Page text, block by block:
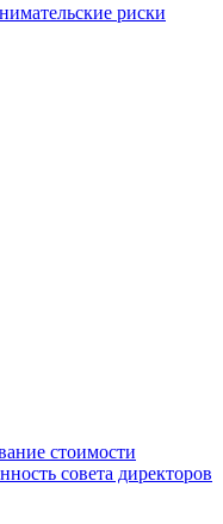
риски
стоимости
совета директоров